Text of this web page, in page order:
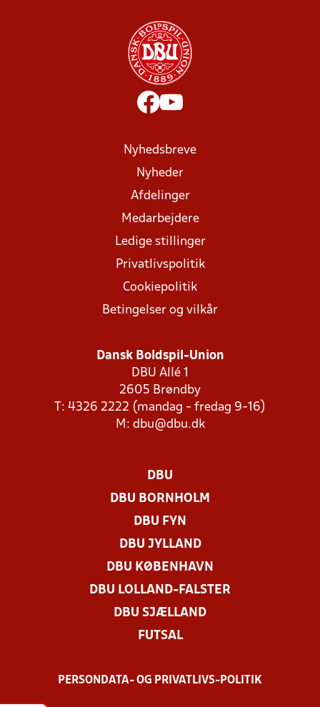
Nyhedsbreve
Nyheder
Afdelinger
Medarbejdere
Ledige stillinger
Privatlivspolitik
Cookiepolitik
Betingelser og vilkår
Dansk Boldspil-Union
DBU Allé 1
2605 Brøndby
T: 4326 2222 (mandag - fredag 9-16)
M: dbu@dbu.dk
DBU
DBU BORNHOLM
DBU FYN
DBU JYLLAND
DBU KØBENHAVN
DBU LOLLAND-FALSTER
DBU SJÆLLAND
FUTSAL
PERSONDATA- OG PRIVATLIVS-POLITIK